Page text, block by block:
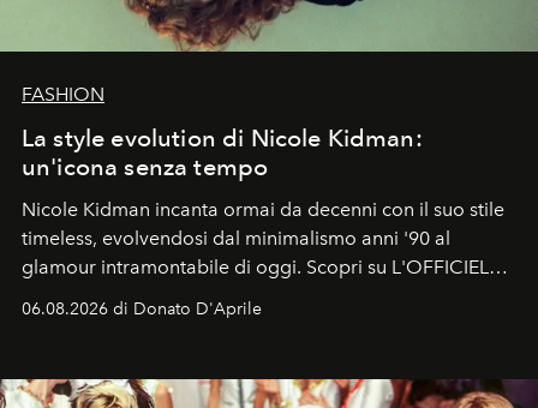
FASHION
La style evolution di Nicole Kidman:
un'icona senza tempo
Nicole Kidman incanta ormai da decenni con il suo stile
timeless, evolvendosi dal minimalismo anni '90 al
glamour intramontabile di oggi. Scopri su L'OFFICIEL
Italia la sua style evolution.
06.08.2026 di Donato D'Aprile